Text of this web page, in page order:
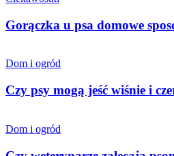
Gorączka u psa domowe
Dom i ogród
Czy psy mogą jeść wiśnie i
Dom i ogród